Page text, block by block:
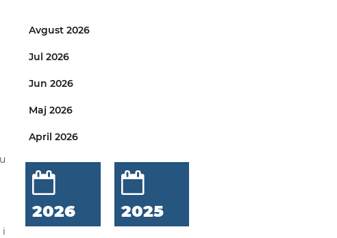
i
Avgust 2026
Jul 2026
Jun 2026
Maj 2026
April 2026
2026 2025